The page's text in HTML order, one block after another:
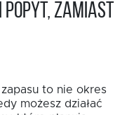
zamiast
to nie okres
możesz działać